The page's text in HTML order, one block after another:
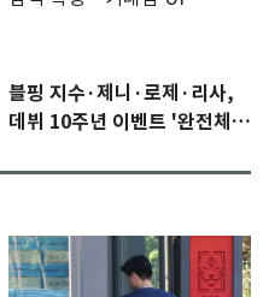
블핑 지수·제니·로제·리사,
데뷔 10주년 이벤트 '완전체'